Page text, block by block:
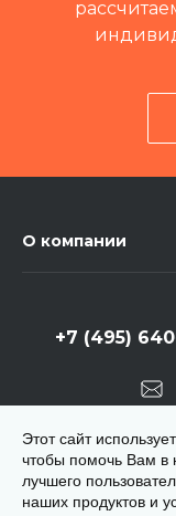
О компании
+7 (495)
г.
Этот сайт
чтобы помочь Вам в
лучшего
наших продуктов и